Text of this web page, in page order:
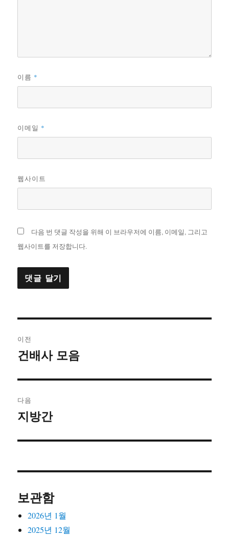
이름 *
이메일 *
웹사이트
다음 번 댓글 작성을 위해 이 브라우저에 이름, 이메일, 그리고
웹사이트를 저장합니다.
탐
이전
이
글:
건배사 모음
다음
다
글:
지방간
보관함
2026년 1월
2025년 12월